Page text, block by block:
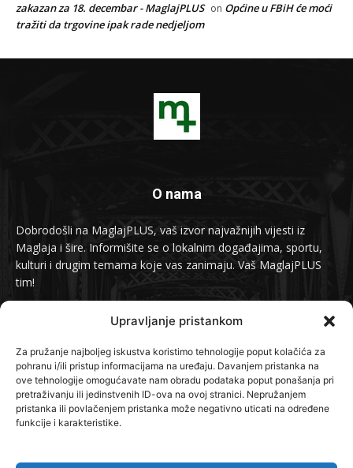
Upravljanje pristankom
Za pružanje najboljeg iskustva koristimo tehnologije poput kolačića za
pohranu i/ili pristup informacijama na uređaju. Davanjem pristanka na
ove tehnologije omogućavate nam obradu podataka poput ponašanja pri
pretraživanju ili jedinstvenih ID-ova na ovoj stranici. Nepružanjem
pristanka ili povlačenjem pristanka može negativno uticati na određene
funkcije i karakteristike.
zakazan za 18. decembar - MaglajPLUS on Općine u FBiH će moći
tražiti da trgovine ipak rade nedjeljom
O nama
Dobrodošli na MaglajPLUS, vaš izvor najvažnijih vijesti iz
Maglaja i šire. Informišite se o lokalnim događajima, sportu,
kulturi i drugim temama koje vas zanimaju. Vaš MaglajPLUS
tim!
info@maglajplus.ba
Pratite nas na